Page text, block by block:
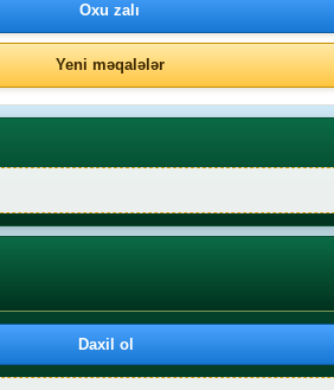
Oxu zalı
Yeni məqalələr
Daxil ol